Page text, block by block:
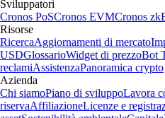
Sviluppatori
Cronos PoSCronos EVMCronos
Risorse
RicercaAggiornamenti di mercato
USDGlossarioWidget di prezzoBot
reclamiAssistenzaPanoramica crypto
Azienda
Chi siamoPiano di sviluppoLavora
riservaAffiliazioneLicenze e